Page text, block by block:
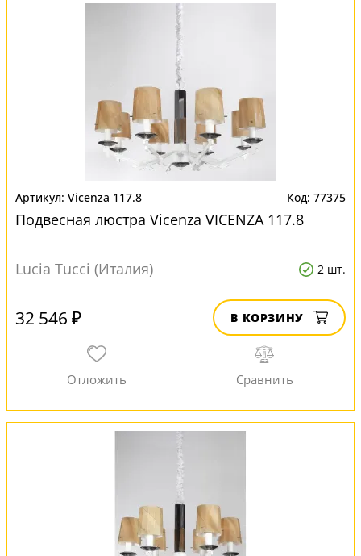
Vicenza 117.8 77375
Подвесная люстра Vicenza VICENZA 117.8
Lucia Tucci (Италия) 2 шт.
32 546 ₽ В КОРЗИНУ